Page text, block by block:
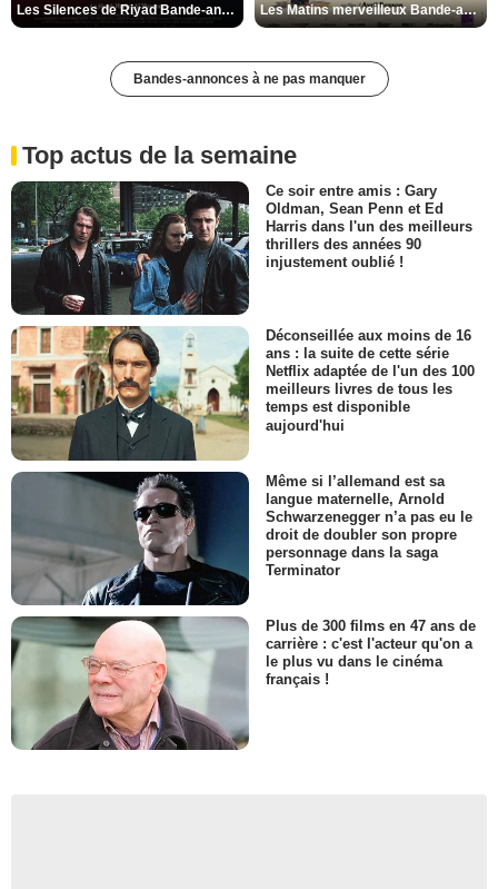
Les Silences de Riyad Bande-annonce VO STFR Les Matins merveilleux Bande-annonce VF
Bandes-annonces à ne pas manquer
Top actus de la semaine
Ce soir entre amis : Gary
Oldman, Sean Penn et Ed
Harris dans l'un des meilleurs
thrillers des années 90
injustement oublié !
Déconseillée aux moins de 16
ans : la suite de cette série
Netflix adaptée de l'un des 100
meilleurs livres de tous les
temps est disponible
aujourd'hui
Même si l’allemand est sa
langue maternelle, Arnold
Schwarzenegger n’a pas eu le
droit de doubler son propre
personnage dans la saga
Terminator
Plus de 300 films en 47 ans de
carrière : c'est l'acteur qu'on a
le plus vu dans le cinéma
français !